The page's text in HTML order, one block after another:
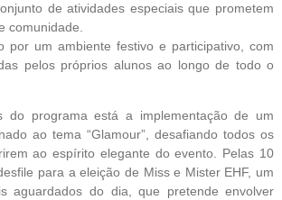
de atividades especiais que prometem
comunidade.
por um ambiente festivo e participativo, com
pelos próprios alunos ao longo de todo o
do programa está a implementação de um
ao tema “Glamour”, desafiando todos os
ao espírito elegante do evento. Pelas 10
para a eleição de Miss e Mister EHF, um
aguardados do dia, que pretende envolver